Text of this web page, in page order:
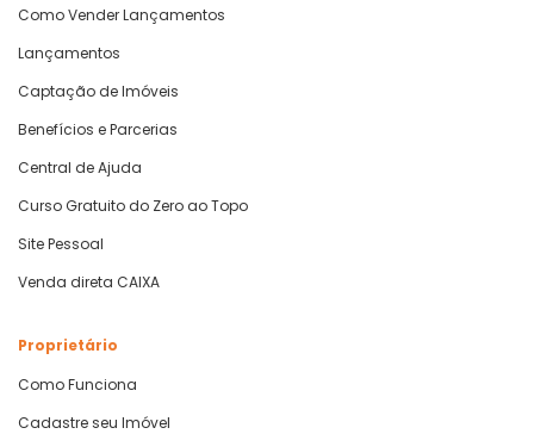
Como Vender Lançamentos
Lançamentos
Captação de Imóveis
Benefícios e Parcerias
Central de Ajuda
Curso Gratuito do Zero ao Topo
Site Pessoal
Venda direta CAIXA
Proprietário
Como Funciona
Cadastre seu Imóvel